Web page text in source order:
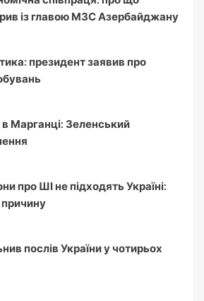
із главою МЗС Азербайджану
президент заявив про
в Марганці: Зеленський
про ШІ не підходять Україні:
послів України у чотирьох